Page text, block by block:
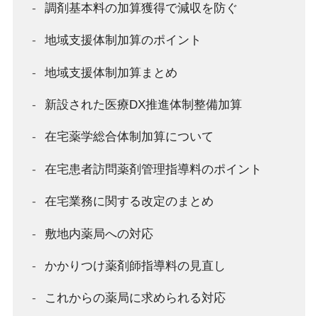
調剤基本料の加算獲得で減収を防ぐ​
地域支援体制加算のポイント
地域支援体制加算まとめ
新設された医療DX推進体制整備加算
在宅薬学総合体制加算について
在宅患者訪問薬剤管理指導料のポイント
在宅業務に関する改定のまとめ
敷地内薬局への対応
かかりつけ薬剤師指導料の見直し
これからの薬局に求められる対応